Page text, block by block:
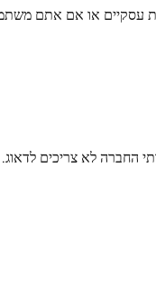
עסקיים או אם אתם
החברה לא צריכים